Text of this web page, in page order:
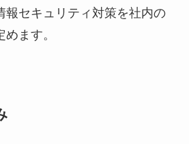
報セキュリティ対策を社内の
ます。